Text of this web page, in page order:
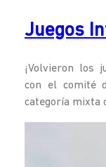
Juegos
¡Volvieron los
con el comité
categoría mixta